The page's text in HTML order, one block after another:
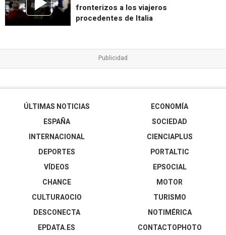
fronterizos a los viajeros
procedentes de Italia
ÚLTIMAS NOTICIAS
ESPAÑA
INTERNACIONAL
DEPORTES
VÍDEOS
ECONOMÍA
SOCIEDAD
CIENCIAPLUS
PORTALTIC
EPSOCIAL
CHANCE
CULTURAOCIO
DESCONECTA
EPDATA.ES
MOTOR
TURISMO
NOTIMÉRICA
CONTACTOPHOTO